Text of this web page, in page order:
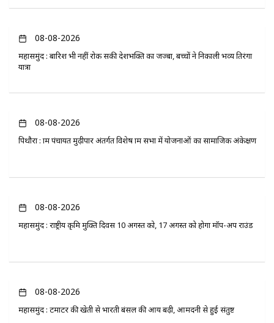
08-08-2026
महासमुंद : बारिश भी नहीं रोक सकी देशभक्ति का जज्बा, बच्चों ने निकाली भव्य तिरंगा
यात्रा
08-08-2026
पिथौरा : ग्राम पंचायत मुढ़ीपार अंतर्गत विशेष ग्राम सभा में योजनाओं का सामाजिक अंकेक्षण
08-08-2026
महासमुंद : राष्ट्रीय कृमि मुक्ति दिवस 10 अगस्त को, 17 अगस्त को होगा मॉप-अप राउंड
08-08-2026
महासमुंद : टमाटर की खेती से भारती बंसल की आय बढ़ी, आमदनी से हुई संतुष्ट